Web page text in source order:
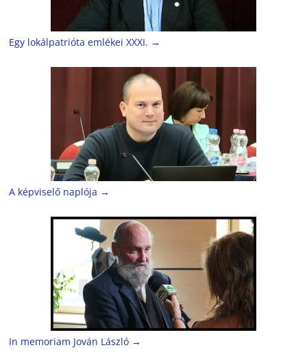
Egy lokálpatrióta emlékei XXXI. →
A képviselő naplója →
In memoriam Jován László →